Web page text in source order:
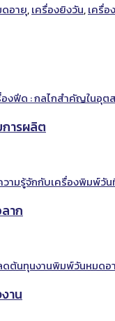
อายุ,เครื่องยิงวัน,เครื่อ
ารผลิต
าก
าน